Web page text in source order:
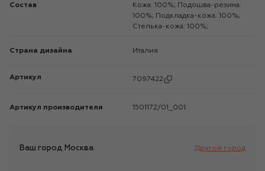
Состав
Кожа: 100%; Подошва-резина:
100%; Подкладка-кожа: 100%;
Стелька-кожа: 100%;
Страна дизайна Италия
Артикул 7097422
Артикул производителя 1501172/01_001
Ваш город Москва Другой город